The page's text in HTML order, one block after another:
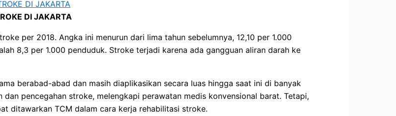
DI JAKARTA
per 2018. Angka ini menurun dari lima tahun sebelumnya, 12,10 per 1.000
8,3 per 1.000 penduduk. Stroke terjadi karena ada gangguan aliran darah ke
berabad-abad dan masih diaplikasikan secara luas hingga saat ini di banyak
pencegahan stroke, melengkapi perawatan medis konvensional barat. Tetapi,
ditawarkan TCM dalam cara kerja rehabilitasi stroke.